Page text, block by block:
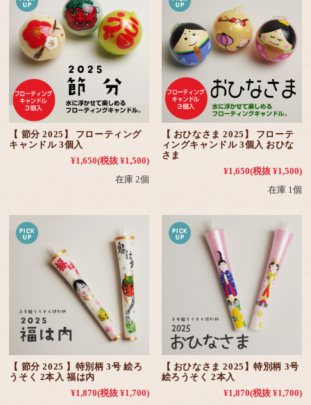
【 節分 2025】 フローティング
キャンドル 3個入
¥1,650(税抜 ¥1,500)
在庫 2個
【 おひなさま 2025】 フローテ
ィングキャンドル 3個入 おひな
さま
¥1,650(税抜 ¥1,500)
在庫 1個
【 節分 2025 】特別柄 3号 絵ろ
うそく 2本入 福は内
¥1,870(税抜 ¥1,700)
【 おひなさま 2025】特別柄 3号
絵ろうそく 2本入
¥1,870(税抜 ¥1,700)